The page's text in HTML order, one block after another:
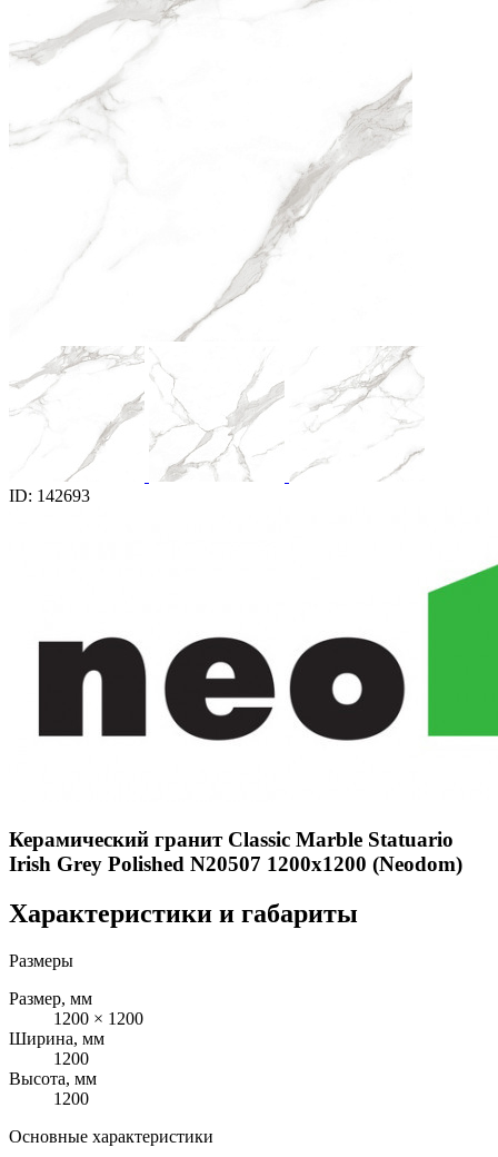
ID: 142693
Керамический гранит Classic Marble Statuario
Irish Grey Polished N20507 1200x1200 (Neodom)
Характеристики и габариты
Размеры
Размер, мм
1200 × 1200
Ширина, мм
1200
Высота, мм
1200
Основные характеристики